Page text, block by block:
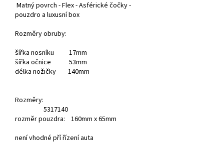
Matný povrch - Flex - Asférické čočky -
pouzdro a luxusní box
Rozměry obruby:
šířka nosníku 17mm
šířka očnice 53mm
délka nožičky 140mm
Rozměry:
5317140
rozměr pouzdra: 160mm x 65mm
není vhodné pří řízení auta